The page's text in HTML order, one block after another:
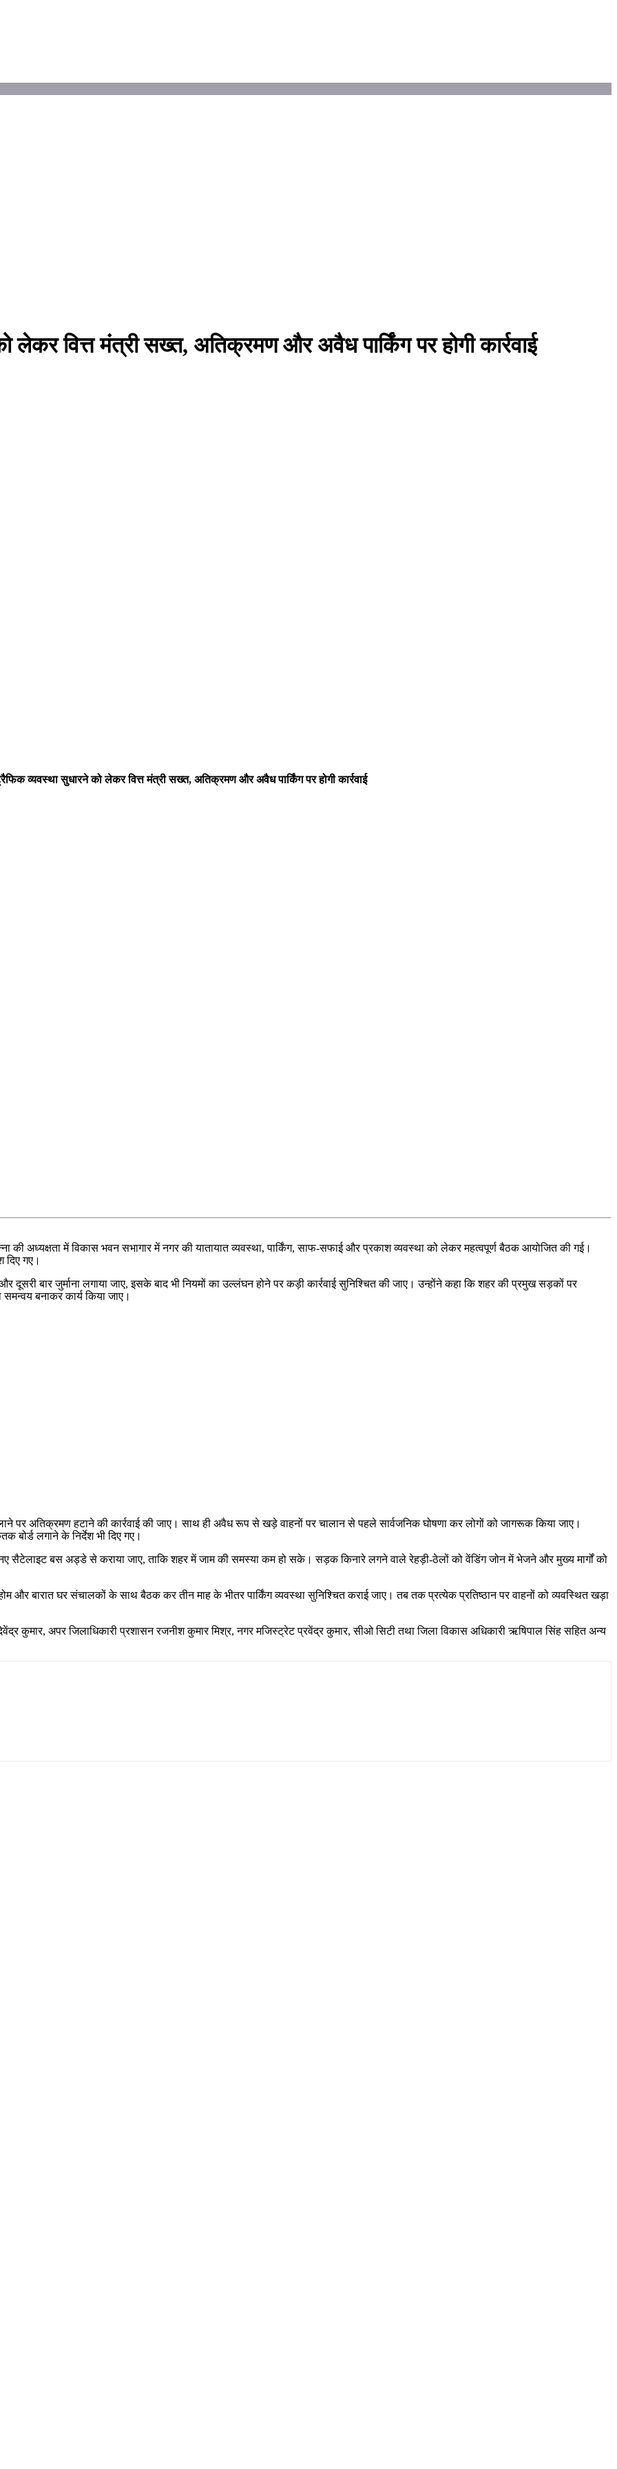
वित्त मंत्री सख्त, अतिक्रमण और अवैध पार्किंग पर होगी कार्रवाई
व्यवस्था सुधारने को लेकर वित्त मंत्री सख्त, अतिक्रमण और अवैध पार्किंग पर होगी कार्रवाई
की अध्यक्षता में विकास भवन सभागार में नगर की यातायात व्यवस्था, पार्किंग, साफ-सफाई और प्रकाश व्यवस्था को लेकर महत्वपूर्ण बैठक आयोजित की गई।
दिए गए।
दूसरी बार जुर्माना लगाया जाए, इसके बाद भी नियमों का उल्लंघन होने पर कड़ी कार्रवाई सुनिश्चित की जाए। उन्होंने कहा कि शहर की प्रमुख सड़कों पर
बनाकर कार्य किया जाए।
पर अतिक्रमण हटाने की कार्रवाई की जाए। साथ ही अवैध रूप से खड़े वाहनों पर चालान से पहले सार्वजनिक घोषणा कर लोगों को जागरूक किया जाए।
लगाने के निर्देश भी दिए गए।
नए सैटेलाइट बस अड्डे से कराया जाए, ताकि शहर में जाम की समस्या कम हो सके। सड़क किनारे लगने वाले रेहड़ी-ठेलों को वेंडिंग जोन में भेजने और मुख्य मार्गों को
होम और बारात घर संचालकों के साथ बैठक कर तीन माह के भीतर पार्किंग व्यवस्था सुनिश्चित कराई जाए। तब तक प्रत्येक प्रतिष्ठान पर वाहनों को व्यवस्थित खड़ा
कुमार, अपर जिलाधिकारी प्रशासन रजनीश कुमार मिश्र, नगर मजिस्ट्रेट प्रवेंद्र कुमार, सीओ सिटी तथा जिला विकास अधिकारी ऋषिपाल सिंह सहित अन्य